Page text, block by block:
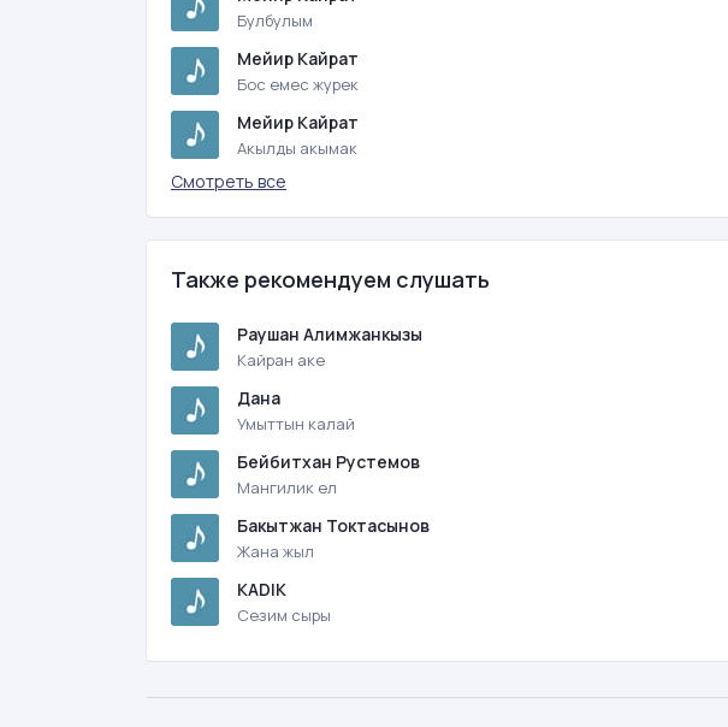
Булбулым
Мейир Кайрат
Бос емес журек
Мейир Кайрат
Акылды акымак
Смотреть все
Также рекомендуем слушать
Раушан Алимжанкызы
Кайран аке
Дана
Умыттын калай
Бейбитхан Рустемов
Мангилик ел
Бакытжан Токтасынов
Жана жыл
KADIK
Сезим сыры